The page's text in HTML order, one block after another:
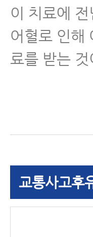
이 치료에
어혈로 인해
료를 받는
교통사고후